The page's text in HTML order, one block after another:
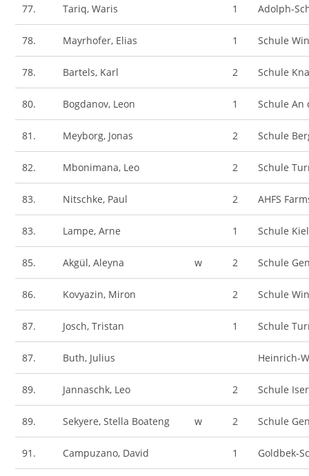
77. Tariq, Waris 1 Adolph-
78. Mayrhofer, Elias 1 Schule
78. Bartels, Karl 2 Schule
80. Bogdanov, Leon 1 Schule An
81. Meyborg, Jonas 2 Schule
82. Mbonimana, Leo 2 Schule
83. Nitschke, Paul 2 AHFS
83. Lampe, Arne 1 Schule
85. Akgül, Aleyna w 2 Schule
86. Kovyazin, Miron 2 Schule
87. Josch, Tristan 1 Schule
87. Buth, Julius Heinrich-
89. Jannaschk, Leo 2 Schule
89. Sekyere, Stella Boateng w 2 Schule
91. Campuzano, David 1 Goldbek-